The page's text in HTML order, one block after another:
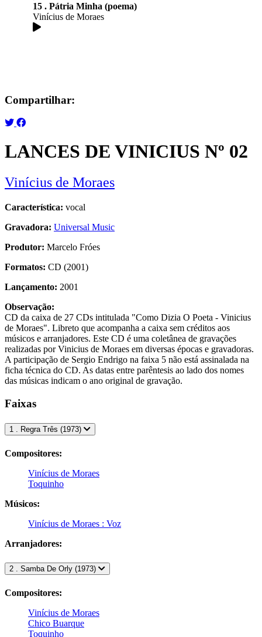
15 . Pátria Minha (poema)
Vinícius de Moraes
Compartilhar:
LANCES DE VINICIUS Nº 02
Vinícius de Moraes
Característica: vocal
Gravadora: Universal Music
Produtor: Marcelo Fróes
Formatos: CD (2001)
Lançamento: 2001
Observação:
CD da caixa de 27 CDs intitulada "Como Dizia O Poeta - Vinicius
de Moraes". Libreto que acompanha a caixa sem créditos aos
músicos e arranjadores. Este CD é uma coletânea de gravações
realizadas por Vinicius de Moraes em diversas épocas e gravadoras.
A participação de Sergio Endrigo na faixa 5 não está assinalada na
ficha técnica do CD. As datas entre parêntesis ao lado dos nomes
das músicas indicam o ano original de gravação.
Faixas
1 . Regra Três (1973)
Compositores:
Vinícius de Moraes
Toquinho
Músicos:
Vinícius de Moraes : Voz
Arranjadores:
2 . Samba De Orly (1973)
Compositores:
Vinícius de Moraes
Chico Buarque
Toquinho